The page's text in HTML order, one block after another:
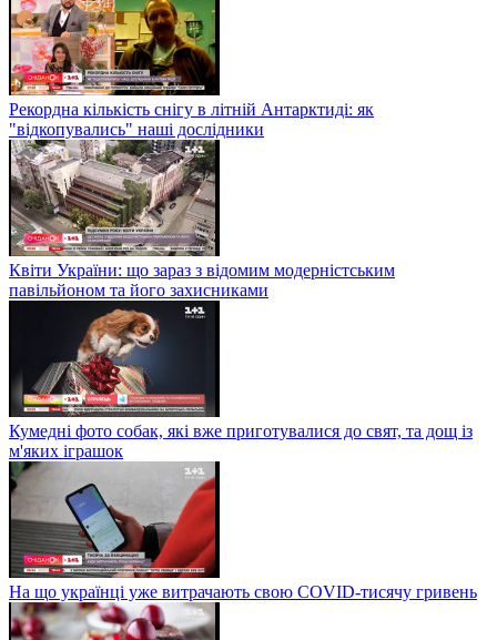
Рекордна кількість снігу в літній Антарктиді: як
"відкопувались" наші дослідники
Квіти України: що зараз з відомим модерністським
павільйоном та його захисниками
Кумедні фото собак, які вже приготувалися до свят, та дощ із
м'яких іграшок
На що українці уже витрачають свою COVID-тисячу гривень